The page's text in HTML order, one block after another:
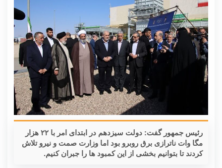
رئیس جمهور گفت: دولت سیزدهم در ابتدای امر با ۲۲ هزار
مگا وات ناترازی برق روبرو بود اما وزارت صمت و نیرو تلاش
کردند تا بتوانیم بخشی از این کمبود ها را جبران کنیم.